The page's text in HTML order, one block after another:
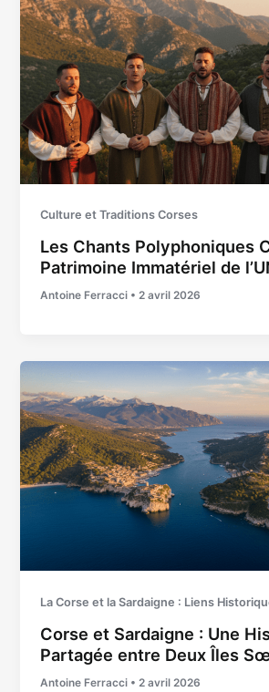
Culture et Traditions Corses
Les Chants Polyphoniques
Patrimoine Immatériel de
Antoine Ferracci •2 avril 2026
La Corse et la Sardaigne : Liens
Corse et Sardaigne : Une
Partagée entre Deux Îles
Antoine Ferracci •2 avril 2026